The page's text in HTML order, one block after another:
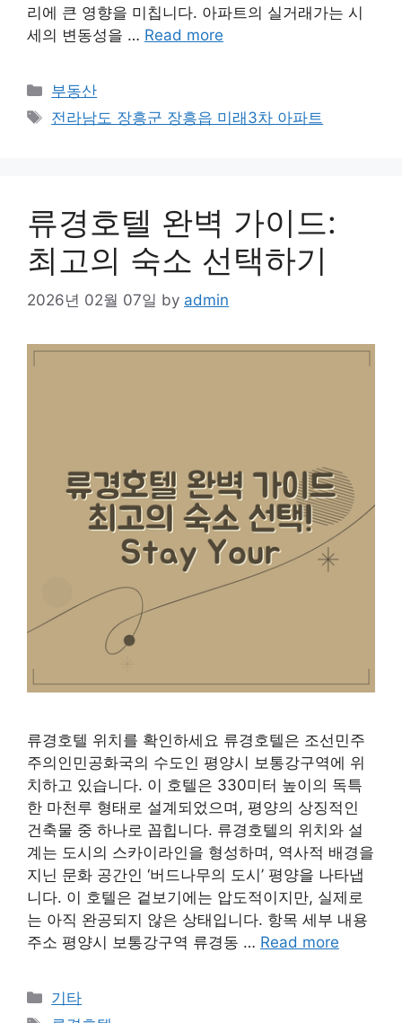
리에 큰 영향을 미칩니다. 아파트의 실거래가는 시
세의 변동성을 … Read more
Categories
부동산
Tags
전라남도 장흥군 장흥읍 미래3차 아파트
류경호텔 완벽 가이드:
최고의 숙소 선택하기
2026년 02월 07일 by admin
류경호텔 위치를 확인하세요 류경호텔은 조선민주
주의인민공화국의 수도인 평양시 보통강구역에 위
치하고 있습니다. 이 호텔은 330미터 높이의 독특
한 마천루 형태로 설계되었으며, 평양의 상징적인
건축물 중 하나로 꼽힙니다. 류경호텔의 위치와 설
계는 도시의 스카이라인을 형성하며, 역사적 배경을
지닌 문화 공간인 ‘버드나무의 도시’ 평양을 나타냅
니다. 이 호텔은 겉보기에는 압도적이지만, 실제로
는 아직 완공되지 않은 상태입니다. 항목 세부 내용
주소 평양시 보통강구역 류경동 … Read more
Categories
기타